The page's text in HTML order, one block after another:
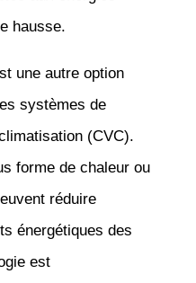
hausse.
une autre option
systèmes de
(CVC).
forme de chaleur ou
réduire
énergétiques des
est